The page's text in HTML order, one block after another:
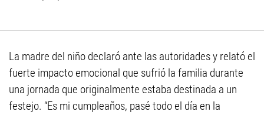
La madre del niño declaró ante las autoridades y relató el
fuerte impacto emocional que sufrió la familia durante
una jornada que originalmente estaba destinada a un
festejo. “Es mi cumpleaños, pasé todo el día en la